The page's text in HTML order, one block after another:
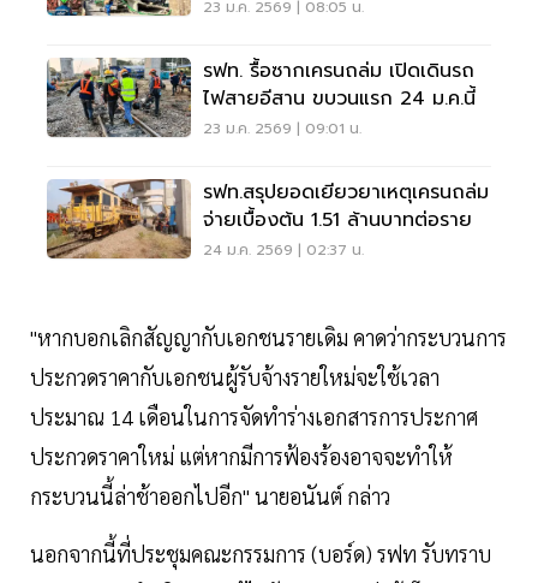
23 ม.ค. 2569 | 08:05 น.
รฟท. รื้อซากเครนถล่ม เปิดเดินรถ
ไฟสายอีสาน ขบวนแรก 24 ม.ค.นี้
23 ม.ค. 2569 | 09:01 น.
รฟท.สรุปยอดเยียวยาเหตุเครนถล่ม
จ่ายเบื้องต้น 1.51 ล้านบาทต่อราย
24 ม.ค. 2569 | 02:37 น.
"หากบอกเลิกสัญญากับเอกชนรายเดิม คาดว่ากระบวนการ
ประกวดราคากับเอกชนผู้รับจ้างรายใหม่จะใช้เวลา
ประมาณ 14 เดือนในการจัดทำร่างเอกสารการประกาศ
ประกวดราคาใหม่ แต่หากมีการฟ้องร้องอาจจะทำให้
กระบวนนี้ล่าช้าออกไปอีก" นายอนันต์ กล่าว
นอกจากนี้ที่ประชุมคณะกรรมการ (บอร์ด) รฟท รับทราบ